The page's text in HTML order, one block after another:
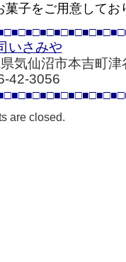
菓子をご用意してお
いさみや
気仙沼市本吉町津
42-3056
are closed.